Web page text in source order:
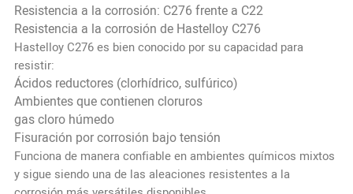
Resistencia a la corrosión: C276 frente a C22
Resistencia a la corrosión de Hastelloy C276
Hastelloy C276 es bien conocido por su capacidad para
resistir:
Ácidos reductores (clorhídrico, sulfúrico)
Ambientes que contienen cloruros
gas cloro húmedo
Fisuración por corrosión bajo tensión
Funciona de manera confiable en ambientes químicos mixtos
y sigue siendo una de las aleaciones resistentes a la